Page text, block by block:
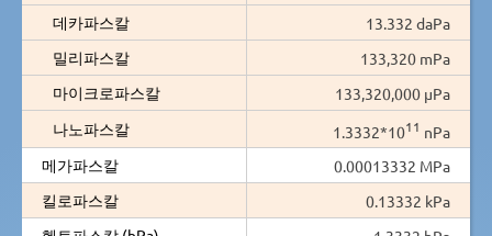
데카파스칼
13.332 daPa
밀리파스칼
133,320 mPa
마이크로파스칼
133,320,000 µPa
나노파스칼
1.3332*1011 nPa
메가파스칼
0.00013332 MPa
킬로파스칼
0.13332 kPa